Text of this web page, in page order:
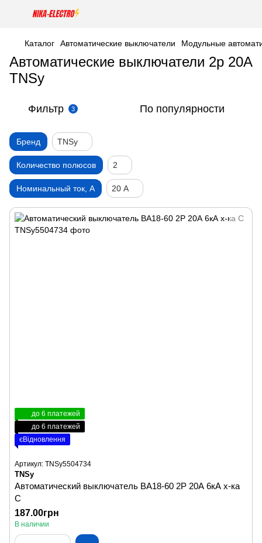
Каталог Автоматические выключатели Модульные
Автоматические выключатели 2р 20А
TNSy
Фильтр 3 По популярности
Бренд TNSy
Количество полюсов 2
Номинальный ток, А 20 А
до 6 платежей
до 6 платежей
єВідновлення
Артикул: TNSy5504734
TNSy
Автоматический выключатель ВА18-60 2Р 20А 6кА х-ка
C
187.00грн
В наличии